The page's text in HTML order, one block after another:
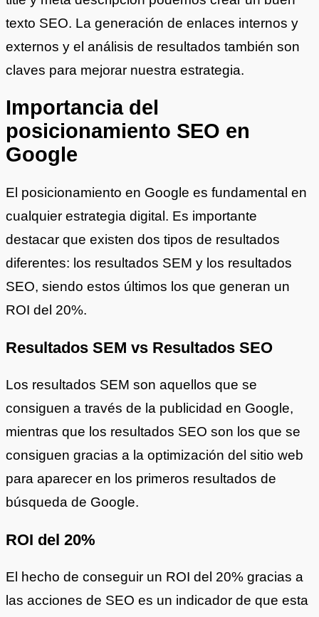
texto SEO. La generación de enlaces internos y
externos y el análisis de resultados también son
claves para mejorar nuestra estrategia.
Importancia del
posicionamiento SEO en
Google
El posicionamiento en Google es fundamental en
cualquier estrategia digital. Es importante
destacar que existen dos tipos de resultados
diferentes: los resultados SEM y los resultados
SEO, siendo estos últimos los que generan un
ROI del 20%.
Resultados SEM vs Resultados SEO
Los resultados SEM son aquellos que se
consiguen a través de la publicidad en Google,
mientras que los resultados SEO son los que se
consiguen gracias a la optimización del sitio web
para aparecer en los primeros resultados de
búsqueda de Google.
ROI del 20%
El hecho de conseguir un ROI del 20% gracias a
las acciones de SEO es un indicador de que esta